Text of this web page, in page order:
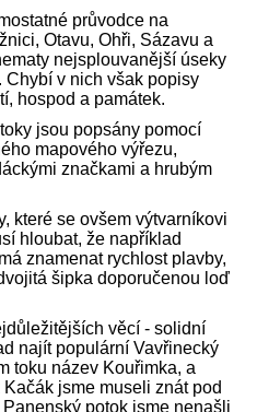
průvodce na
Otavu, Ohři, Sázavu a
nejsplouvanější úseky
Chybí v nich však popisy
hospod a památek.
jsou popsány pomocí
mapového výřezu,
značkami a hrubým
které se ovšem výtvarníkovi
hloubat, že například
znamenat rychlost plavby,
šipka doporučenou loď
věcí - solidní
najít populární Vavřinecký
toku název Kouřimka, a
jsme museli znát pod
potok jsme nenašli